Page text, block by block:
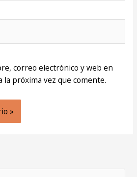
correo electrónico y web en
la próxima vez que comente.